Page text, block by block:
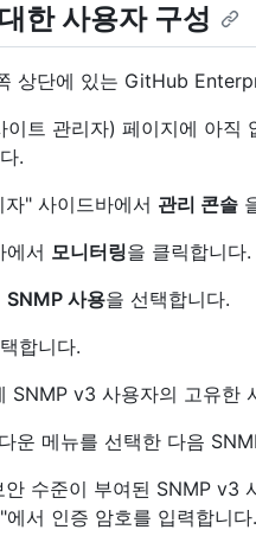
한 사용자 구성
상단에 있는 GitHub
이트 관리자) 페이지에 아직
.
" 사이드바에서 관리 콘솔
에서 모니터링을 클릭합니다.
SNMP 사용을 선택합니다.
합니다.
SNMP v3 사용자의 고유한
운 메뉴를 선택한 다음
안 수준이 부여된 SNMP v3
에서 인증 암호를 입력합니다.